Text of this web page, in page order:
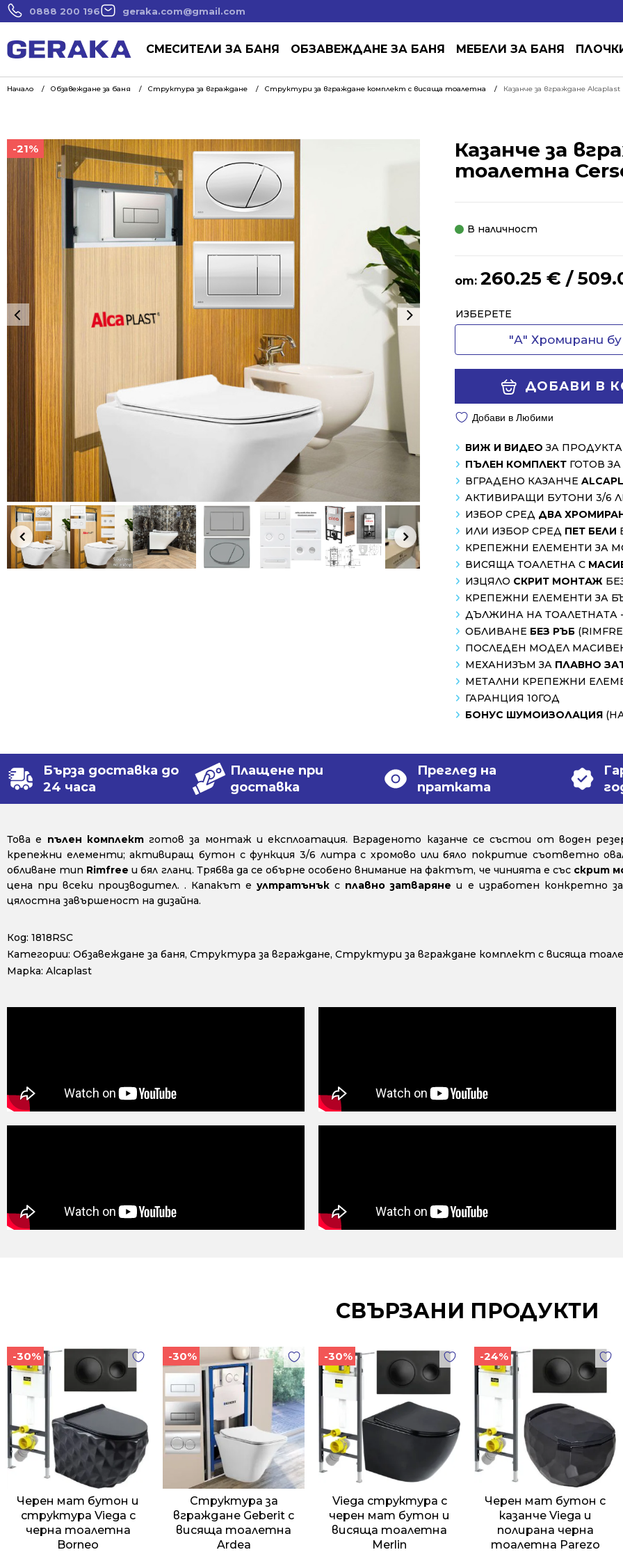
0888 200 196 geraka.com@gmail.com
СМЕСИТЕЛИ ЗА БАНЯ ОБЗАВЕЖДАНЕ ЗА БАНЯ МЕБЕЛИ ЗА БАНЯ
Начало Обзавеждане за баня Структура за вграждане Структури за вграждане комплект с висяща тоалетна Казанче за вграждане
-21%
-21%
Казанче за
тоалетна
В наличност
от: 260.25 € /
ИЗБЕРЕТЕ
"А" Хромирани
ДОБАВИ В
Alternative:
Добави в Любими
ВИЖ И ВИДЕОЗА ПРОДУКТА
ПЪЛЕН КОМПЛЕКТ ГОТОВ
ВГРАДЕНО КАЗАНЧЕ
АКТИВИРАЩИ БУТОНИ 3/6
ИЗБОР СРЕД ДВА
ИЛИ ИЗБОР СРЕД ПЕТ БЕЛИ
КРЕПЕЖНИ ЕЛЕМЕНТИ ЗА
ВИСЯЩА ТОАЛЕТНА С
ИЗЦЯЛО СКРИТ МОНТАЖ
КРЕПЕЖНИ ЕЛЕМЕНТИ ЗА
ДЪЛЖИНА НА ТОАЛЕТНАТА
ОБЛИВАНЕ БЕЗ РЪБ
ПОСЛЕДЕН МОДЕЛ
МЕХАНИЗЪМ ЗА ПЛАВНО
МЕТАЛНИ КРЕПЕЖНИ
ГАРАНЦИЯ 10ГОД
БОНУС ШУМОИЗОЛАЦИЯ
Бърза доставка до
24 часа
Плащене при
доставка
Преглед на
пратката
Това е пълен комплектготов за монтаж и експлоатация. Вграденото казанче се състои от воден
крепежни елементи; активиращ бутон с функция 3/6 литра с хромово или бяло покритие съответно
обливане тип Rimfree и бял гланц. Трябва да се обърне особено внимание на фактът, че чинията е със скрит
цена при всеки производител. . Капакът еултратънък с плавно затваряне и е изработен конкретно
цялостна завършеност на дизайна.
Код: 1818RSC
Категории: Обзавеждане за баня, Структура за вграждане, Структури за вграждане комплект с висяща
Марка: Alcaplast
СВЪРЗАНИ ПРОДУКТИ
-30%
Черен мат бутон и
структура Viega с
черна тоалетна
Borneo
-30%
Структура за
вграждане Geberit с
висяща тоалетна
Ardea
-30%
Viega структура с
черен мат бутон и
висяща тоалетна
Merlin
-24%
Черен мат бутон с
казанче Viega и
полирана черна
тоалетна Parezo